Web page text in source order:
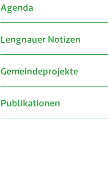
Agenda
Lengnauer Notizen
Gemeindeprojekte
Publikationen